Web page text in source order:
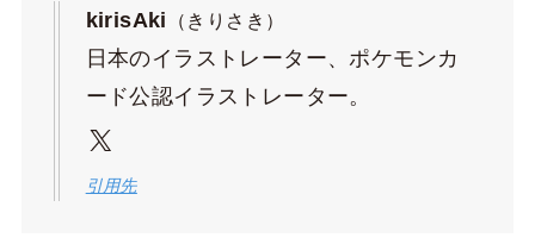
kirisAki （きりさき）
日本のイラストレーター、ポケモンカ
ード公認イラストレーター。
X
引用先